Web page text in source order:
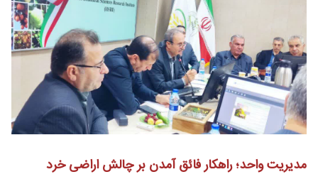
مدیریت واحد؛ راهکار فائق آمدن بر چالش اراضی خرد